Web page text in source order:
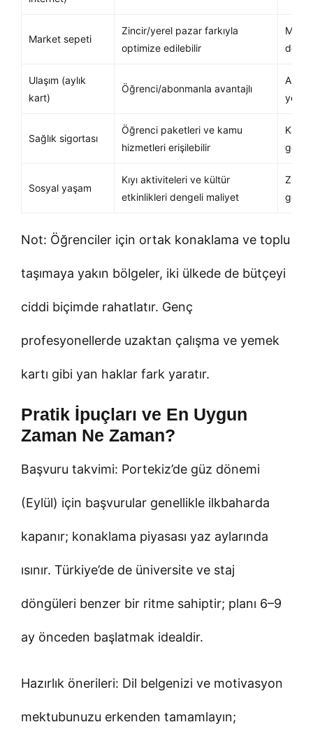
Market sepeti
Zincir/yerel pazar farkıyla
optimize edilebilir
Ulaşım (aylık
kart)
Öğrenci/abonmanla avantajlı
Sağlık sigortası
Öğrenci paketleri ve kamu
hizmetleri erişilebilir
geniş
Sosyal yaşam
Kıyı aktiviteleri ve kültür
etkinlikleri dengeli maliyet
göre
Not: Öğrenciler için ortak konaklama ve toplu
taşımaya yakın bölgeler, iki ülkede de bütçeyi
ciddi biçimde rahatlatır. Genç
profesyonellerde uzaktan çalışma ve yemek
kartı gibi yan haklar fark yaratır.
Pratik İpuçları ve En Uygun
Zaman Ne Zaman?
Başvuru takvimi: Portekiz’de güz dönemi
(Eylül) için başvurular genellikle ilkbaharda
kapanır; konaklama piyasası yaz aylarında
ısınır. Türkiye’de de üniversite ve staj
döngüleri benzer bir ritme sahiptir; planı 6–9
ay önceden başlatmak idealdir.
Hazırlık önerileri: Dil belgenizi ve motivasyon
mektubunuzu erkenden tamamlayın;